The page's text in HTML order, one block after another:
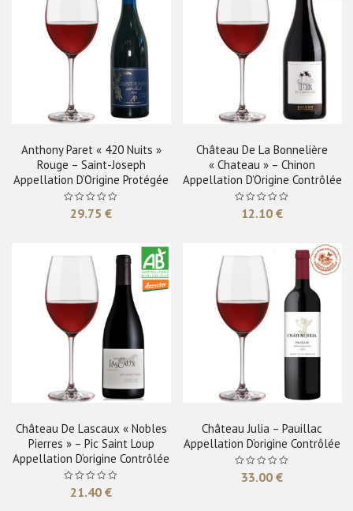
Anthony Paret « 420 Nuits »
Rouge – Saint-Joseph
Appellation D’Origine Protégée
29.75 €
Château De La Bonnelière
« Chateau » – Chinon
Appellation D’Origine Contrôlée
12.10 €
Château De Lascaux « Nobles
Pierres » – Pic Saint Loup
Appellation D’origine Contrôlée
21.40 €
Château Julia – Pauillac
Appellation D’origine Contrôlée
33.00 €